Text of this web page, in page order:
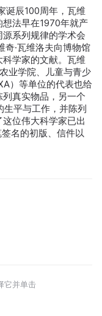
诞辰100周年，瓦维
法早在1970年就产
系列规律的学术会
奇·瓦维洛夫向博物馆
学家的文献。瓦维
业学院、儿童与青少
）等单位的代表也给
真实物品，另一个
生平与工作，并陈列
位伟大科学家已出
名的初版、信件以
它并单击